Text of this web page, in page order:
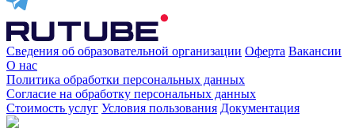
Сведения об образовательной организации Оферта Вакансии
О нас
Политика обработки персональных данных
Согласие на обработку персональных данных
Стоимость услуг Условия пользования Документация